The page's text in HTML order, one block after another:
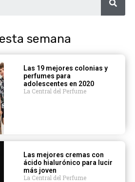
semana
Las 19 mejores colonias y
perfumes para
adolescentes en 2020
La Central del Perfume
Las mejores cremas con
ácido hialurónico para lucir
más joven
La Central del Perfume